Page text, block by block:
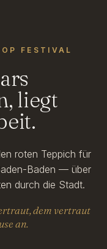
FESTIVAL
liegt
roten Teppich für
Baden — über
durch die Stadt.
dem vertraut
an.